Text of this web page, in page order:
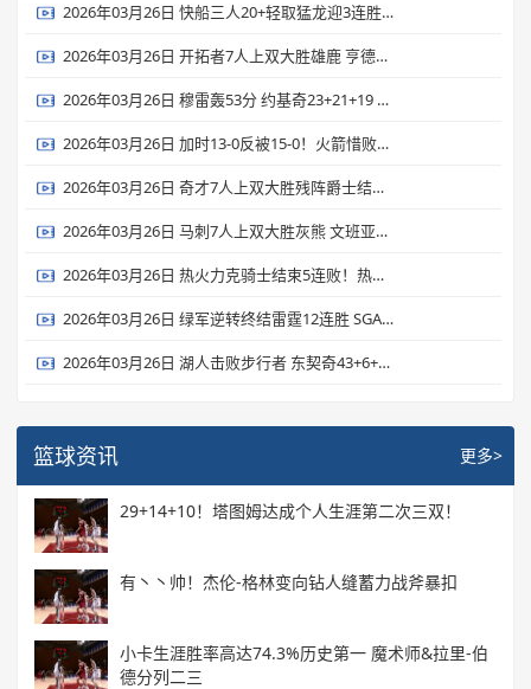
2026年03月26日 快船三人20+轻取猛龙迎3连胜 伦纳德27+6 加兰24+6 莺哥18+6
2026年03月26日 开拓者7人上双大胜雄鹿 亨德森23分 罗林斯生涯新高36分
2026年03月26日 穆雷轰53分 约基奇23+21+19 掘金力克独行侠 弗拉格26+7+7
2026年03月26日 加时13-0反被15-0！火箭惜败森林狼 杜兰特22中9&丢绝平罚球
2026年03月26日 奇才7人上双大胜残阵爵士结束16连败 里斯26+17 贝利19投15分
2026年03月26日 马刺7人上双大胜灰熊 文班亚马19+15+3断7帽 卡斯尔15+9
2026年03月26日 热火力克骑士结束5连败！热巴17+10+7 多诺万·米切尔28+6
2026年03月26日 绿军逆转终结雷霆12连胜 SGA连续133场20+ 杰伦·布朗31+8+8
2026年03月26日 湖人击败步行者 东契奇43+6+7 詹姆斯23+9+9 海斯21+10
篮球资讯 更多>
29+14+10！塔图姆达成个人生涯第二次三双！
有丶丶帅！杰伦-格林变向钻人缝蓄力战斧暴扣
小卡生涯胜率高达74.3%历史第一 魔术师&拉里-伯
德分列二三